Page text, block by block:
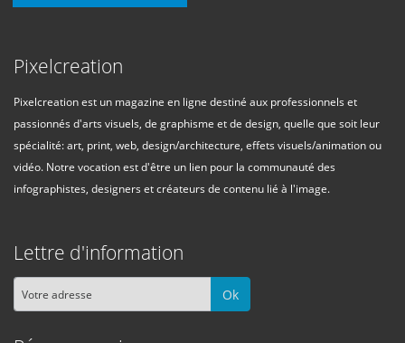
Pixelcreation
Pixelcreation est un magazine en ligne destiné aux professionnels et
passionnés d'arts visuels, de graphisme et de design, quelle que soit leur
spécialité: art, print, web, design/architecture, effets visuels/animation ou
vidéo. Notre vocation est d'être un lien pour la communauté des
infographistes, designers et créateurs de contenu lié à l'image.
Lettre d'information
Ok